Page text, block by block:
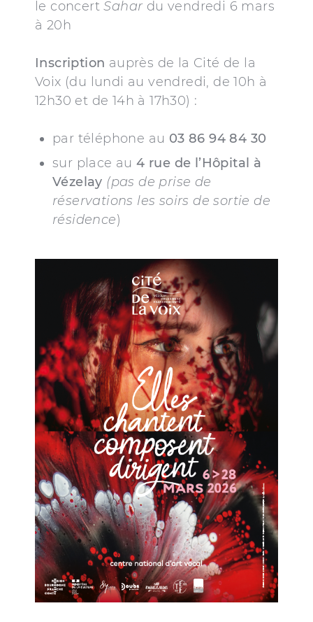
le concertSahardu vendredi 6 mars
à 20h
Inscription auprès de la Cité de la
Voix (du lundi au vendredi, de 10h à
12h30 et de 14h à 17h30) :
par téléphone au 03 86 94 84 30
sur place au 4 rue de l’Hôpital à
Vézelay (pas de prise de
réservations les soirs de sortie de
résidence)